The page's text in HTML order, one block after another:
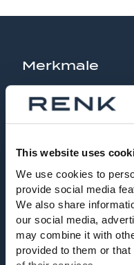
This website uses
We use cookies to
provide social media
We also share
our social media,
may combine it with
provided to them or
Merkmale
Die
Fahrprofil
Höchstmaß
anderem
unter Wasser